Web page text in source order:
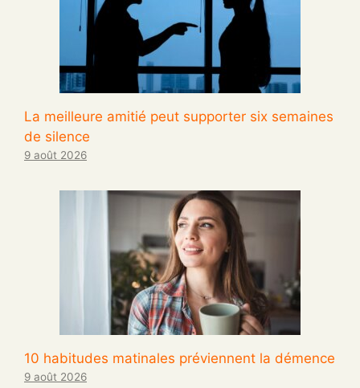
La meilleure amitié peut supporter six semaines
de silence
9 août 2026
10 habitudes matinales préviennent la démence
9 août 2026